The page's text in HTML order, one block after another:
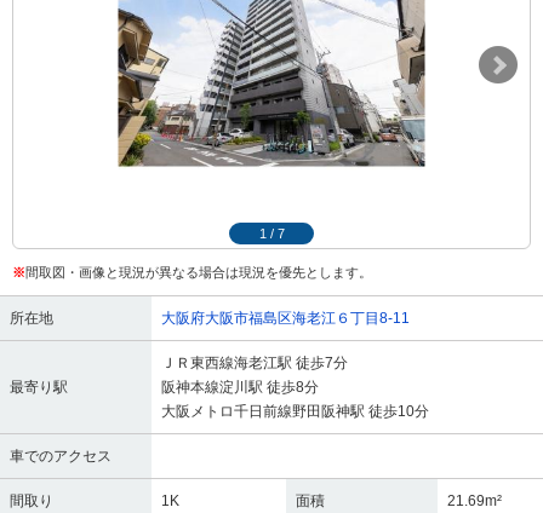
1 / 7
※間取図・画像と現況が異なる場合は現況を優先とします。
所在地 大阪府大阪市福島区海老江６丁目8-11
最寄り駅
ＪＲ東西線海老江駅 徒歩7分
阪神本線淀川駅 徒歩8分
大阪メトロ千日前線野田阪神駅 徒歩10分
車でのアクセス
間取り 1K 面積 21.69m²